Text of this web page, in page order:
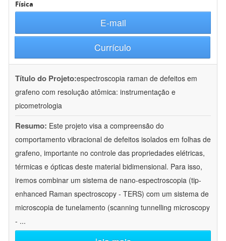
Física
E-mail
Currículo
Título do Projeto:espectroscopia raman de defeitos em
grafeno com resolução atômica: instrumentação e
picometrologia
Resumo: Este projeto visa a compreensão do
comportamento vibracional de defeitos isolados em folhas de
grafeno, importante no controle das propriedades elétricas,
térmicas e ópticas deste material bidimensional. Para isso,
iremos combinar um sistema de nano-espectroscopia (tip-
enhanced Raman spectroscopy - TERS) com um sistema de
microscopia de tunelamento (scanning tunnelling microscopy
- ...